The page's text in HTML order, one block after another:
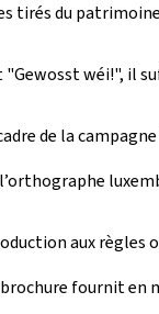
tirés du
wéi!", il
de la
aux règles
fournit